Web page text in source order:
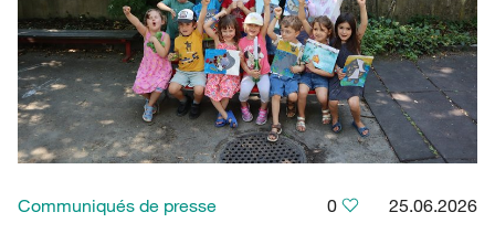
Communiqués de presse 0 25.06.2026